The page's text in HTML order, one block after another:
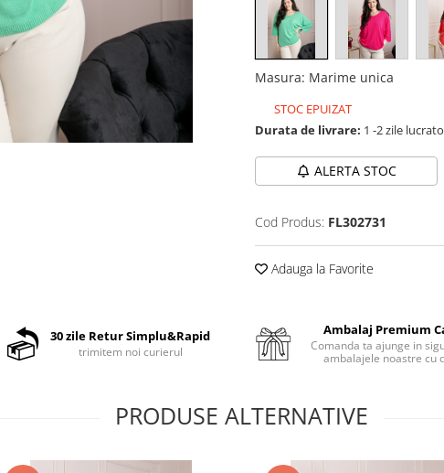
Masura: Marime unica
STOC EPUIZAT
Durata de livrare: 1 -2 zile
ALERTA STOC
Cod Produs: FL302731
Adauga la Favorite
30 zile Retur Simplu&Rapid
trimitem noi curierul
Ambalaj Premium
Comanda ta ajunge in
ambalajele noastre cu
PRODUSE ALTERNATIVE